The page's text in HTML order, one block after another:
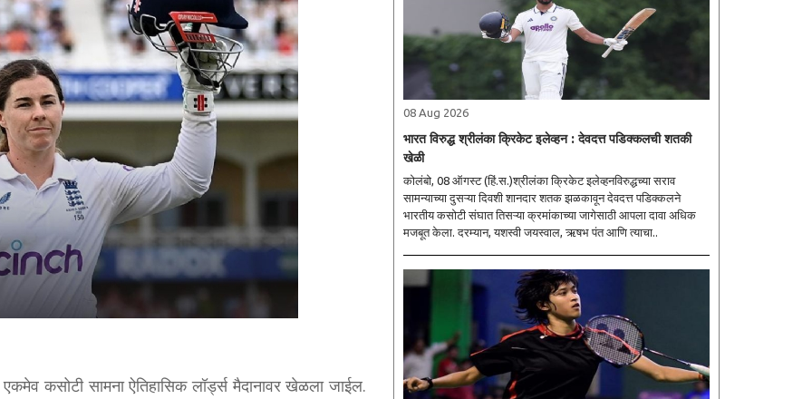
कसोटी सामना ऐतिहासिक लॉर्ड्स मैदानावर खेळला जाईल.
08 Aug 2026
भारत विरुद्ध श्रीलंका क्रिकेट इलेव्हन : देवदत्त पडिक्कलची शतकी
खेळी
कोलंबो, 08 ऑगस्ट (हिं.स.)श्रीलंका क्रिकेट इलेव्हनविरुद्धच्या सराव
सामन्याच्या दुसऱ्या दिवशी शानदार शतक झळकावून देवदत्त पडिक्कलने
भारतीय कसोटी संघात तिसऱ्या क्रमांकाच्या जागेसाठी आपला दावा अधिक
मजबूत केला. दरम्यान, यशस्वी जयस्वाल, ऋषभ पंत आणि त्याचा..